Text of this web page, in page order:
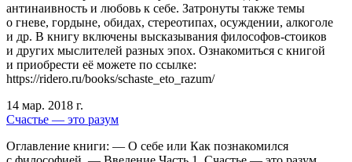
антинаивность и любовь к себе. Затронуты также темы
о гневе, гордыне, обидах, стереотипах, осуждении, алкоголе
и др. В книгу включены высказывания философов-стоиков
и других мыслителей разных эпох. Ознакомиться с книгой
и приобрести её можете по ссылке:
https://ridero.ru/books/schaste_eto_razum/
14 мар. 2018 г.
Счастье — это разум
Оглавление книги: — О себе или Как познакомился